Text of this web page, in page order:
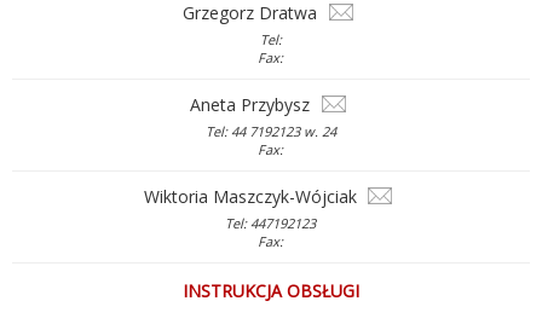
Grzegorz Dratwa
Tel:
Fax:
Aneta Przybysz
Tel: 44 7192123 w. 24
Fax:
Wiktoria Maszczyk-Wójciak
Tel: 447192123
Fax:
INSTRUKCJA OBSŁUGI